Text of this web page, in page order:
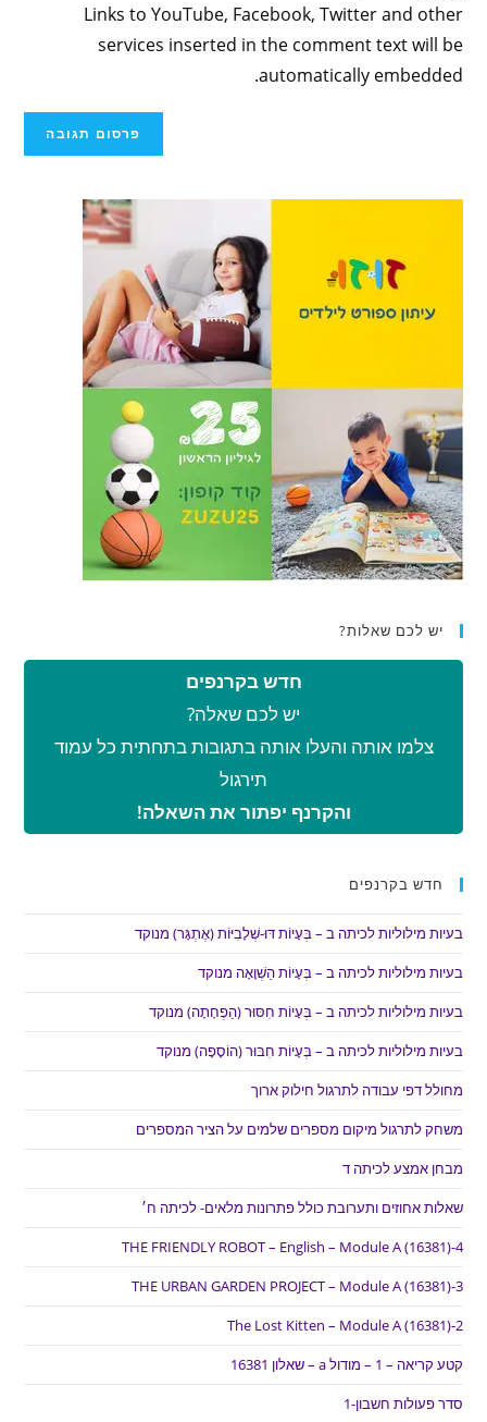
Links to YouTube, Facebook, Twitter and other
services inserted in the comment text will be
automatically embedded.
יש לכם שאלות?
חדש בקרנפים
יש לכם שאלה?
צלמו אותה והעלו אותה בתגובות בתחתית כל עמוד
תירגול
והקרנף יפתור את השאלה!
חדש בקרנפים
בעיות מילוליות לכיתה ב – בְּעָיוֹת דּוּ-שְׁלָבִיּוֹת (אֶתְגָּר) מנוקד
בעיות מילוליות לכיתה ב – בְּעָיוֹת הַשְׁוָאָה מנוקד
בעיות מילוליות לכיתה ב – בְּעָיוֹת חִסּוּר (הַפְחָתָה) מנוקד
בעיות מילוליות לכיתה ב – בְּעָיוֹת חִבּוּר (הוֹסָפָה) מנוקד
מחולל דפי עבודה לתרגול חילוק ארוך
משחק לתרגול מיקום מספרים שלמים על הציר המספרים
מבחן אמצע לכיתה ד
שאלות אחוזים ותערובת כולל פתרונות מלאים- לכיתה ח׳
THE FRIENDLY ROBOT – English – Module A (16381)-4
THE URBAN GARDEN PROJECT – Module A (16381)-3
The Lost Kitten – Module A (16381)-2
קטע קריאה – 1 – מודול a – שאלון 16381
סדר פעולות חשבון-1